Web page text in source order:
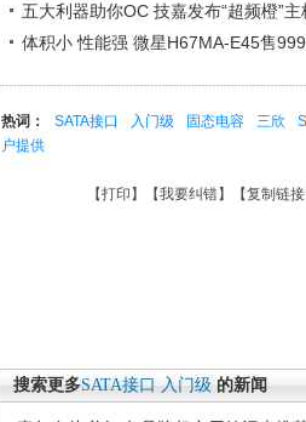
五大利器助你OC 技嘉发布“超频橙”主
体积小 性能强 微星H67MA-E45售
热词： SATA接口 入门级 固态电容 三欣
户提供
【打印 】【我要纠错】【复制链接
搜索更多SATA接口 入门级 的新闻